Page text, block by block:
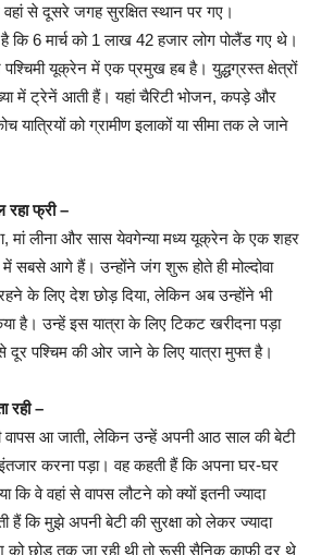
से दूसरे जगह सुरक्षित स्थान पर गए।
है कि 6 मार्च को 1 लाख 42 हजार लोग पोलैंड गए थे।
पश्चिमी यूक्रेन में एक प्रमुख हब है। युद्धग्रस्त क्षेत्रों
में ट्रेनें आती हैं। यहां चैरिटी भोजन, कपड़े और
यात्रियों को ग्रामीण इलाकों या सीमा तक ले जाने
फ्री –
मां लीना और सास येवगेन्या मध्य यूक्रेन के एक शहर
में सबसे आगे हैं। उन्होंने जंग शुरू होते ही मोल्दोवा
के लिए देश छोड़ दिया, लेकिन अब उन्होंने भी
है। उन्हें इस यात्रा के लिए टिकट खरीदना पड़ा
दूर पश्चिम की ओर जाने के लिए यात्रा मुफ्त है।
रही –
वापस आ जाती, लेकिन उन्हें अपनी आठ साल की बेटी
करना पड़ा। वह कहती हैं कि अपना घर-घर
कि वे वहां से वापस लौटने को क्यों इतनी ज्यादा
हैं कि मुझे अपनी बेटी की सुरक्षा को लेकर ज्यादा
छोड़ तक जा रही थी तो रूसी सैनिक काफी दूर थे